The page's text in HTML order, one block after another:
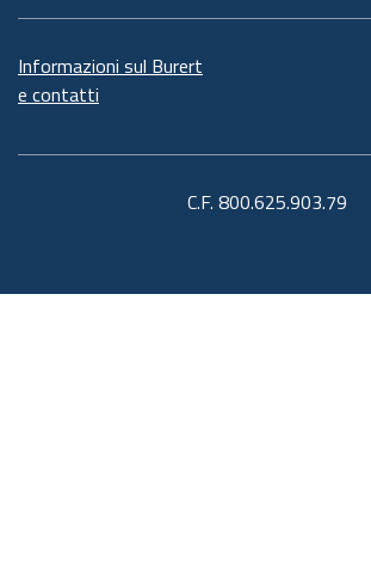
Informazioni sul Burert
e contatti
C.F. 800.625.903.79